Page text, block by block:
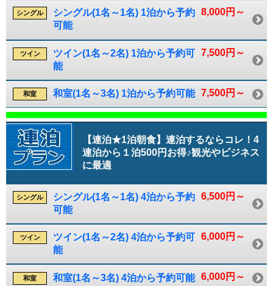
8,000円～
シングル
シングル(1名～1名) 1泊から予約
可能
7,500円～
ツイン
ツイン(1名～2名) 1泊から予約可
能
7,500円～
和室 和室(1名～3名) 1泊から予約可能
【連泊★1泊朝食】連泊するならコレ！4
連泊から１泊500円お得♪観光やビジネス
に最適
6,500円～
シングル
シングル(1名～1名) 4泊から予約
可能
6,000円～
ツイン
ツイン(1名～2名) 4泊から予約可
能
6,000円～
和室 和室(1名～3名) 4泊から予約可能